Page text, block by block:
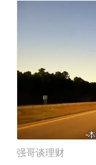
强哥谈理财